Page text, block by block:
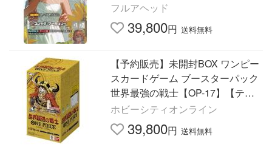
フルアヘッド
39,800円 送料無料
【予約販売】未開封BOX ワンピー
スカードゲーム ブースターパック
世界最強の戦士【OP-17】【テー
プ付き未開封】
ホビーシティオンライン
39,800円 送料無料